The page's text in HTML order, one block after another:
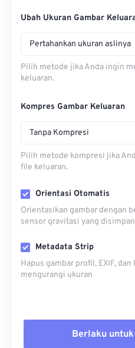
Ubah Ukuran Gambar
Pertahankan ukuran aslinya
Pilih metode jika Anda ingin
keluaran.
Kompres Gambar Keluaran
Tanpa Kompresi
Pilih metode kompresi jika
file keluaran.
Orientasi Otomatis
Orientasikan gambar dengan
sensor gravitasi yang disimpan
Metadata Strip
Hapus gambar profil, EXIF,
mengurangi ukuran
Berlaku untuk